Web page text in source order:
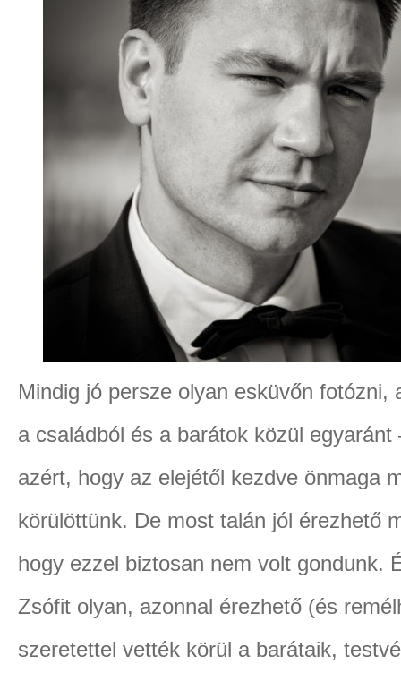
Mindig jó persze olyan esküvőn
a családból és a barátok közül
azért, hogy az elejétől kezdve önmaga
körülöttünk. De most talán jól érezhető
hogy ezzel biztosan nem volt gondunk.
Zsófit olyan, azonnal érezhető (és
szeretettel vették körül a barátaik,